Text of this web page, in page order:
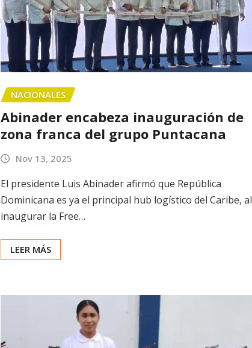
NACIONALES
Abinader encabeza inauguración de
zona franca del grupo Puntacana
Nov 13, 2025
El presidente Luis Abinader afirmó que República
Dominicana es ya el principal hub logístico del Caribe, al
inaugurar la Free…
LEER MÁS